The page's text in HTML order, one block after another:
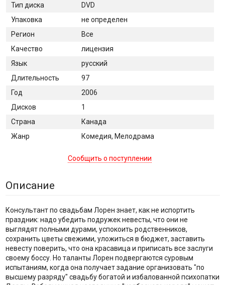
Тип диска
DVD
Упаковка
не определен
Регион
Все
Качество
лицензия
Язык
русский
Длительность
97
Год
2006
Дисков
1
Страна
Канада
Жанр
Комедия, Мелодрама
Сообщить о поступлении
Описание
Консультант по свадьбам Лорен знает, как не испортить
праздник: надо убедить подружек невесты, что они не
выглядят полными дурами, успокоить родственников,
сохранить цветы свежими, уложиться в бюджет, заставить
невесту поверить, что она красавица и приписать все заслуги
своему боссу. Но таланты Лорен подвергаются суровым
испытаниям, когда она получает задание организовать "по
высшему разряду" свадьбу богатой и избалованной психопатки